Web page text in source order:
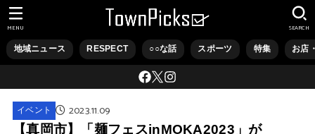
地域ニュース RESPECT ○○な話 スポーツ 特集 お店
SEARCH
MENU
イベント 2023.11.09
【真岡市】「麺フェスinMOKA2023」が